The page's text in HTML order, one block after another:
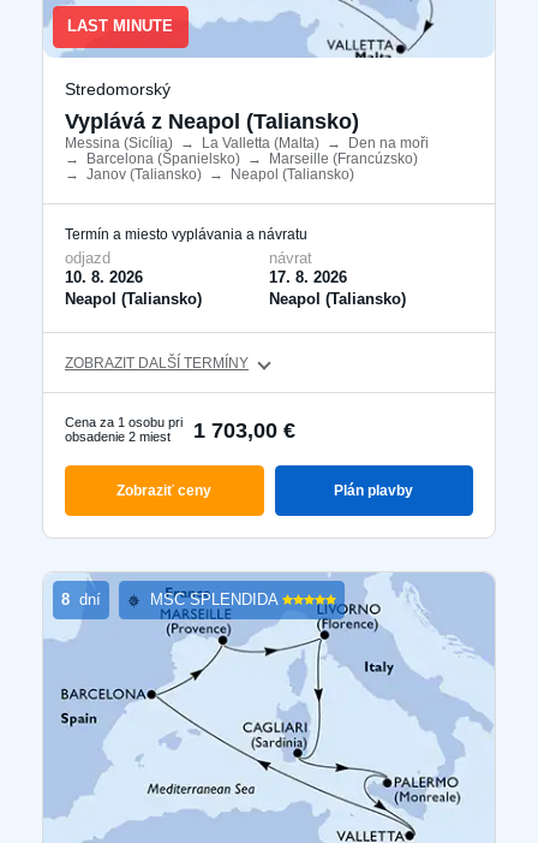
LAST MINUTE
Stredomorský
Vyplává z Neapol (Taliansko)
Messina (Sicília) → La Valletta (Malta) → Den na moři
→ Barcelona ​​(Španielsko) → Marseille (Francúzsko)
→ Janov (Taliansko) → Neapol (Taliansko)
Termín a miesto vyplávania a návratu
odjazd
10. 8. 2026
Neapol (Taliansko)
návrat
17. 8. 2026
Neapol (Taliansko)
ZOBRAZIT DALŠÍ TERMÍNY
Cena za 1 osobu pri
obsadenie 2 miest
1 703,00 €
Zobraziť ceny Plán plavby
8dní MSC SPLENDIDA